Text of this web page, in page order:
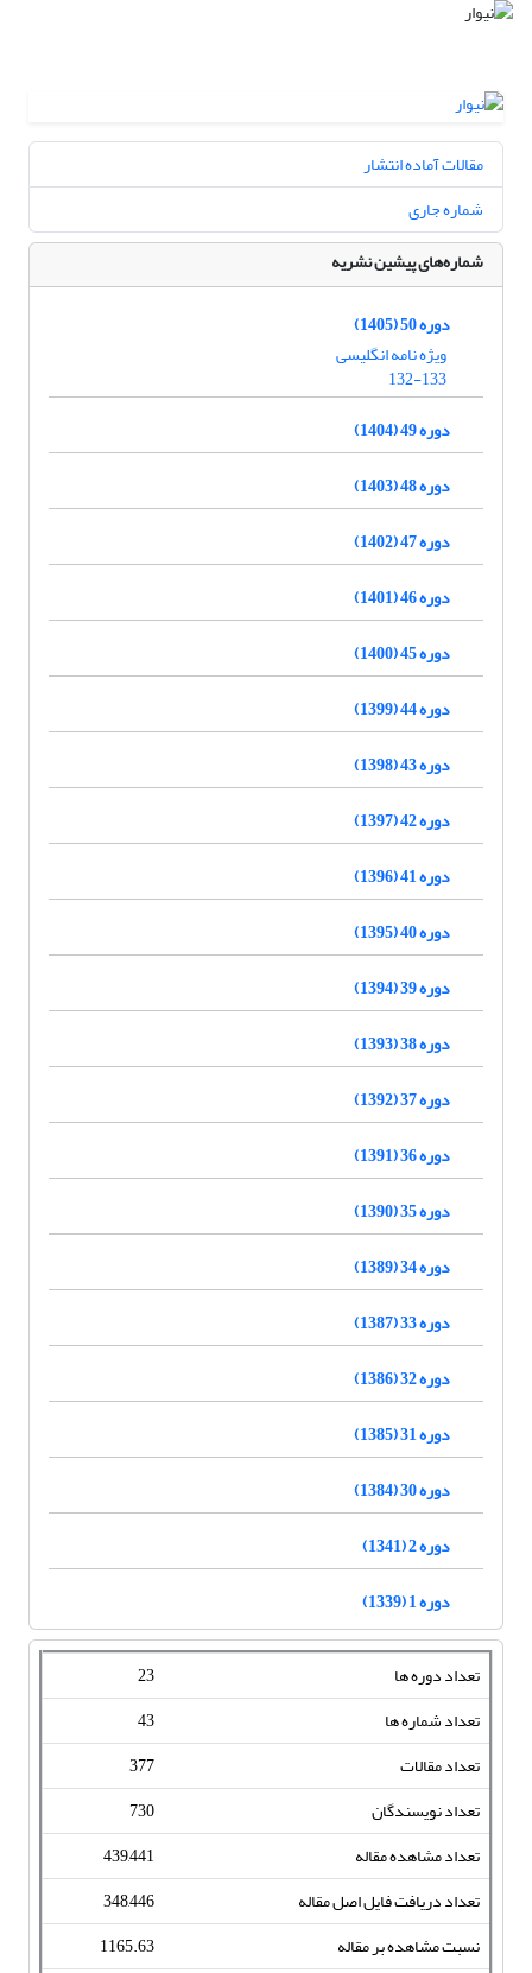
مقالات آماده انتشار
شماره جاری
شماره‌های پیشین نشریه
دوره 50 (1405)
ویژه نامه انگلیسی
132-133
دوره 49 (1404)
دوره 48 (1403)
دوره 47 (1402)
دوره 46 (1401)
دوره 45 (1400)
دوره 44 (1399)
دوره 43 (1398)
دوره 42 (1397)
دوره 41 (1396)
دوره 40 (1395)
دوره 39 (1394)
دوره 38 (1393)
دوره 37 (1392)
دوره 36 (1391)
دوره 35 (1390)
دوره 34 (1389)
دوره 33 (1387)
دوره 32 (1386)
دوره 31 (1385)
دوره 30 (1384)
دوره 2 (1341)
دوره 1 (1339)
تعداد دوره ها
23
تعداد شماره ها
43
تعداد مقالات
377
تعداد نویسندگان
730
تعداد مشاهده مقاله
439,441
تعداد دریافت فایل اصل مقاله
348,446
نسبت مشاهده بر مقاله
1165.63